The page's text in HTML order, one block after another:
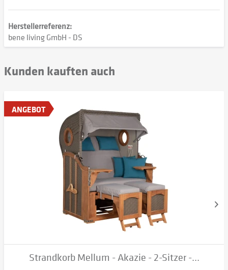
Herstellerreferenz:
bene living GmbH - DS
Kunden kauften auch
ANGEBOT
Strandkorb Mellum - Akazie - 2-Sitzer -...